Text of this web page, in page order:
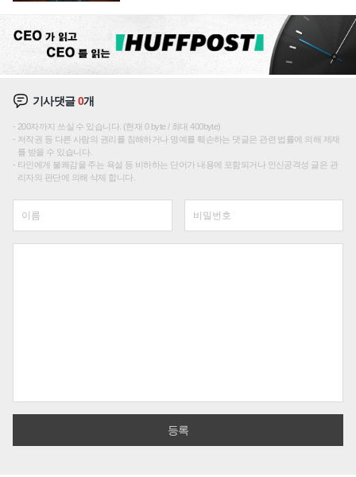
기사댓글0개
200자까지 쓰실 수 있습니다. (현재 0 byte / 최대 400byte)
저작권 등 다른 사람의 권리를 침해하거나 명예를 훼손하는 댓글은 관련 법률에 의해 제재
를 받을 수 있습니다.
타인에게 불쾌감을 주는 욕설 등 비하하는 단어가 내용에 포함되거나 인신공격성 글은 관
리자의 판단에 의해 삭제 합니다.